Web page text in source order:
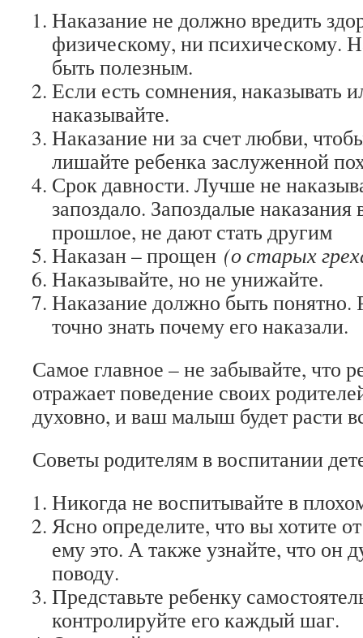
Наказание не должно вредить
физическому, ни психическому.
быть полезным.
Если есть сомнения, наказывать
наказывайте.
Наказание ни за счет любви,
лишайте ребенка заслуженной
Срок давности. Лучше не
запоздало. Запоздалые
прошлое, не дают стать другим
Наказан – прощен (о старых
Наказывайте, но не унижайте.
Наказание должно быть понятно.
точно знать почему его наказали.
Самое главное – не забывайте, что
отражает поведение своих
духовно, и ваш малыш будет расти
Советы родителям в воспитании
Никогда не воспитывайте в
Ясно определите, что вы хотите
ему это. А также узнайте, что он
поводу.
Представьте ребенку
контролируйте его каждый шаг.